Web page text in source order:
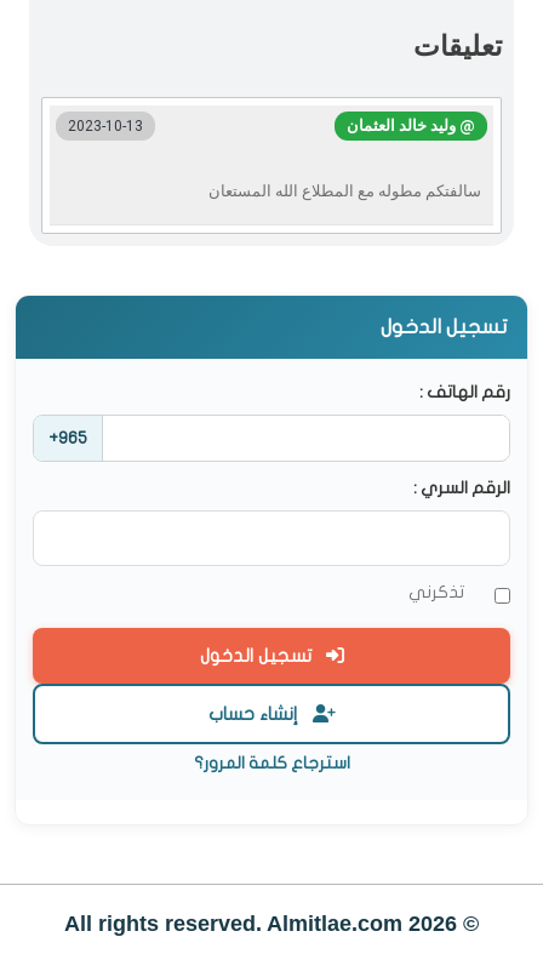
تعليقات
@ وليد خالد العثمان 2023-10-13
سالفتكم مطوله مع المطلاع الله المستعان
تسجيل الدخول
رقم الهاتف :
+965
الرقم السري :
تذكرني
تسجيل الدخول
إنشاء حساب
استرجاع كلمة المرور؟
© All rights reserved. Almitlae.com 2026